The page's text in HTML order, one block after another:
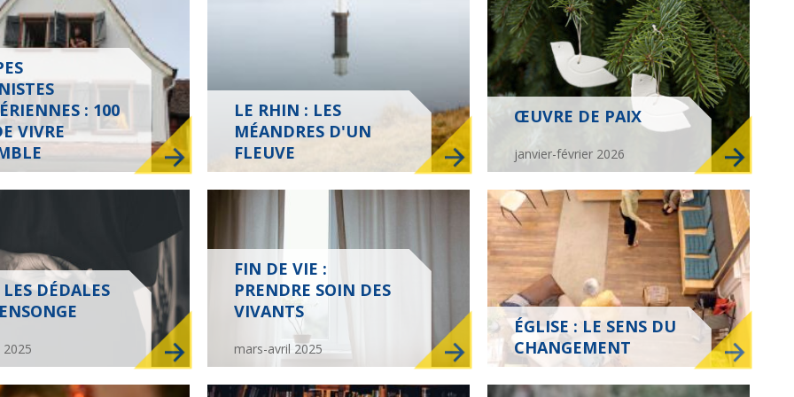
Initiatives Pour respirer
Les mots de la fin
La laïcité et ses mythes Lire, toucher, sentir Crèches et mystères
Ces proches qui aident Habiter les quartiers
Violences sexistes et
sexuelles
: 100
VIVRE
LE RHIN : LES
MÉANDRES D'UN
FLEUVE
ŒUVRE DE PAIX
janvier-février 2026
DÉDALES
FIN DE VIE :
PRENDRE SOIN DES
VIVANTS
mars-avril 2025
ÉGLISE : LE SENS DU
CHANGEMENT